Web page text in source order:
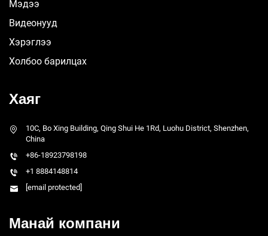
Мэдээ
Видеонууд
Хэрэглээ
Холбоо барилцах
Хаяг
10C, Bo Xing Building, Qing Shui He 1Rd, Luohu District, Shenzhen,
China
+86-18923798198
+1 8884148814
[email protected]
Манай компани